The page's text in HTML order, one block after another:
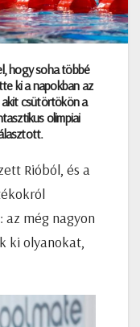
hogy soha többé
ki a napokban az
akit csütörtökön a
olimpiai
Rióból, és a
még nagyon
ki olyanokat,